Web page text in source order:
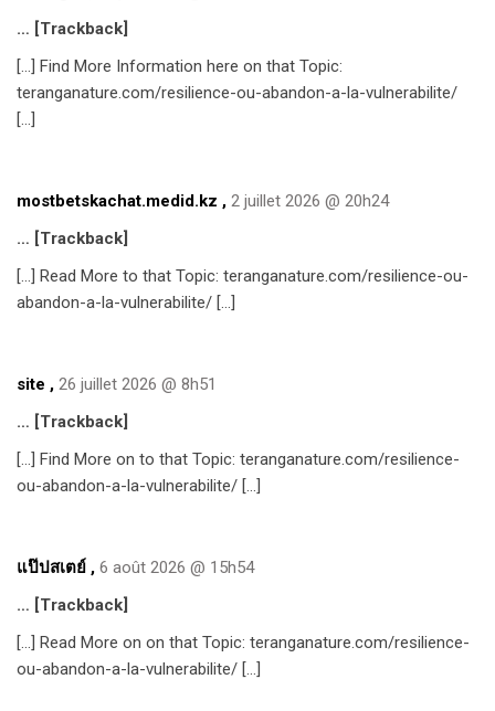
… [Trackback]
[…] Find More Information here on that Topic:
teranganature.com/resilience-ou-abandon-a-la-vulnerabilite/
[…]
mostbetskachat.medid.kz , 2 juillet 2026 @ 20h24
… [Trackback]
[…] Read More to that Topic: teranganature.com/resilience-ou-
abandon-a-la-vulnerabilite/ […]
site , 26 juillet 2026 @ 8h51
… [Trackback]
[…] Find More on to that Topic: teranganature.com/resilience-
ou-abandon-a-la-vulnerabilite/ […]
แป๊ปสเตย์ , 6 août 2026 @ 15h54
… [Trackback]
[…] Read More on on that Topic: teranganature.com/resilience-
ou-abandon-a-la-vulnerabilite/ […]